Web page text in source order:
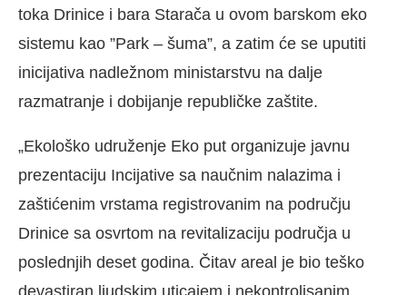
toka Drinice i bara Starača u ovom barskom eko
sistemu kao ”Park – šuma”, a zatim će se uputiti
inicijativa nadležnom ministarstvu na dalje
razmatranje i dobijanje republičke zaštite.
„Ekološko udruženje Eko put organizuje javnu
prezentaciju Incijative sa naučnim nalazima i
zaštićenim vrstama registrovanim na području
Drinice sa osvrtom na revitalizaciju područja u
poslednjih deset godina. Čitav areal je bio teško